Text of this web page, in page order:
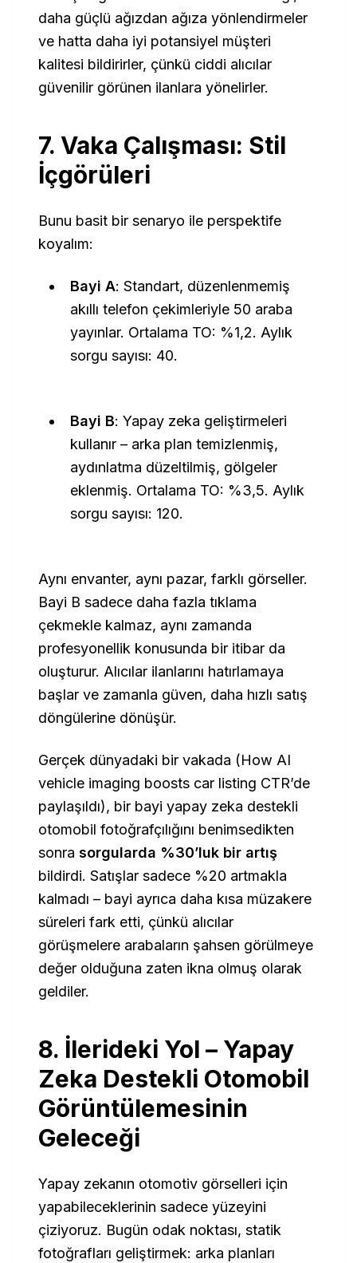
daha güçlü ağızdan ağıza yönlendirmeler
ve hatta daha iyi potansiyel müşteri
kalitesi bildirirler, çünkü ciddi alıcılar
güvenilir görünen ilanlara yönelirler.
7. Vaka Çalışması: Stil
İçgörüleri
Bunu basit bir senaryo ile perspektife
koyalım:
Bayi A: Standart, düzenlenmemiş
akıllı telefon çekimleriyle 50 araba
yayınlar. Ortalama TO: %1,2. Aylık
sorgu sayısı: 40.
Bayi B: Yapay zeka geliştirmeleri
kullanır – arka plan temizlenmiş,
aydınlatma düzeltilmiş, gölgeler
eklenmiş. Ortalama TO: %3,5. Aylık
sorgu sayısı: 120.
Aynı envanter, aynı pazar, farklı görseller.
Bayi B sadece daha fazla tıklama
çekmekle kalmaz, aynı zamanda
profesyonellik konusunda bir itibar da
oluşturur. Alıcılar ilanlarını hatırlamaya
başlar ve zamanla güven, daha hızlı satış
döngülerine dönüşür.
Gerçek dünyadaki bir vakada (How AI
vehicle imaging boosts car listing CTR’de
paylaşıldı), bir bayi yapay zeka destekli
otomobil fotoğrafçılığını benimsedikten
sonra sorgularda %30’luk bir artış
bildirdi. Satışlar sadece %20 artmakla
kalmadı – bayi ayrıca daha kısa müzakere
süreleri fark etti, çünkü alıcılar
görüşmelere arabaların şahsen görülmeye
değer olduğuna zaten ikna olmuş olarak
geldiler.
8. İlerideki Yol – Yapay
Zeka Destekli Otomobil
Görüntülemesinin
Geleceği
Yapay zekanın otomotiv görselleri için
yapabileceklerinin sadece yüzeyini
çiziyoruz. Bugün odak noktası, statik
fotoğrafları geliştirmek: arka planları